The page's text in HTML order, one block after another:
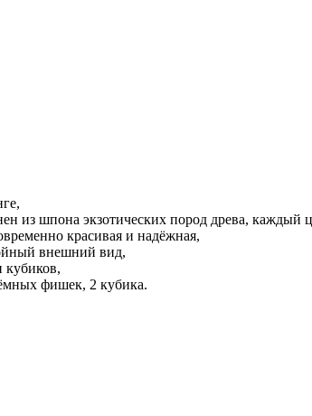
из шпона экзотических пород древа, каждый
красивая и надёжная,
внешний вид,
кубиков,
фишек, 2 кубика.